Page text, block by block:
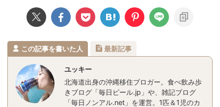
この記事を書いた人 最新記事
ユッキー
北海道出身の沖縄移住ブロガー。食べ飲み歩
きブログ「毎日ビール.jp」や、雑記ブログ
「毎日ノンアル.net」を運営。1匹＆1児のカ